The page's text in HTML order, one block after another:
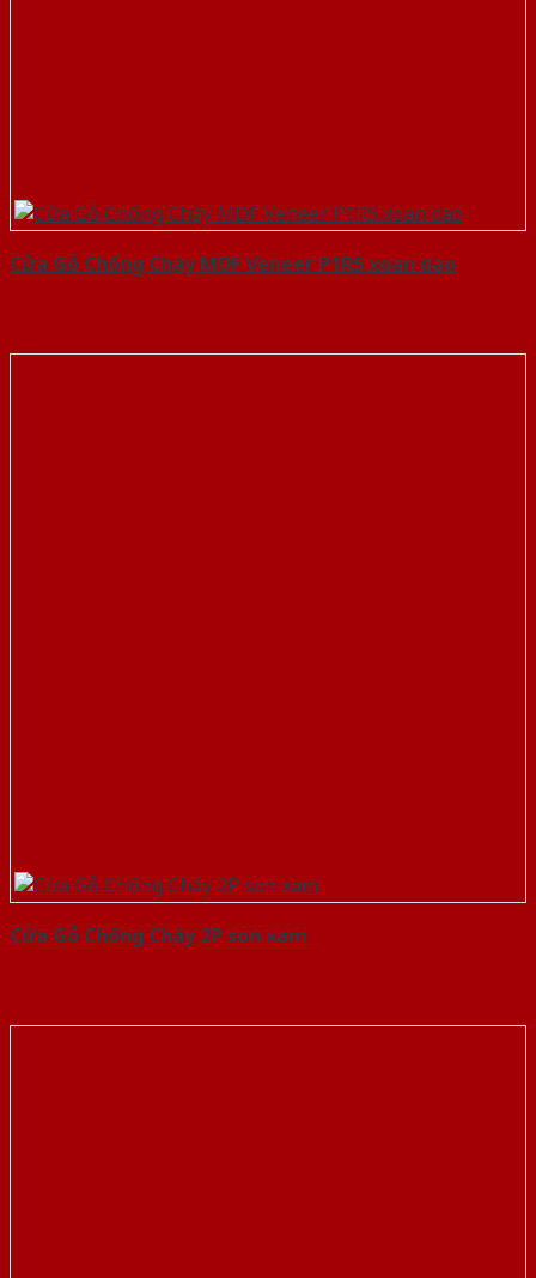
Cửa Gỗ Chống Cháy MDF Veneer P1R5 xoan dao
Cửa Gỗ Chống Cháy 2P son xam